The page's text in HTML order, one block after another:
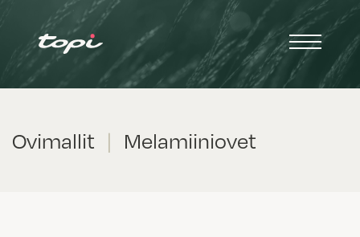
Ovimallit | Melamiiniovet